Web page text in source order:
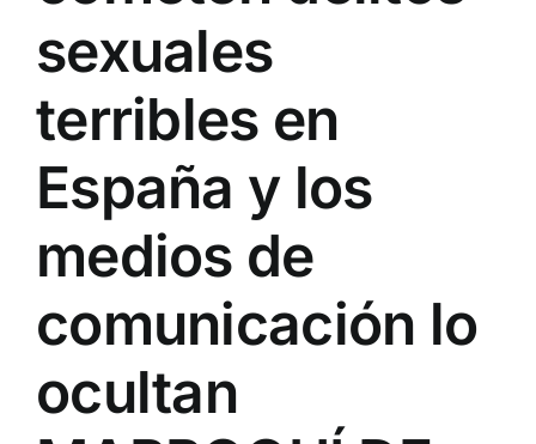
sexuales
terribles en
España y los
medios de
comunicación lo
ocultan